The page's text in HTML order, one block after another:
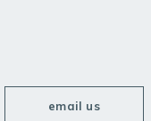
email us